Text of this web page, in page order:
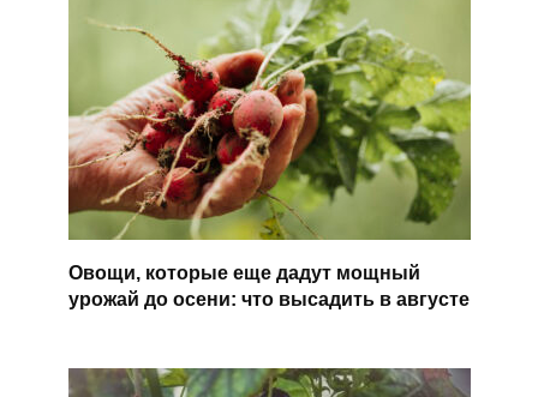
Овощи, которые еще дадут мощный
урожай до осени: что высадить в августе